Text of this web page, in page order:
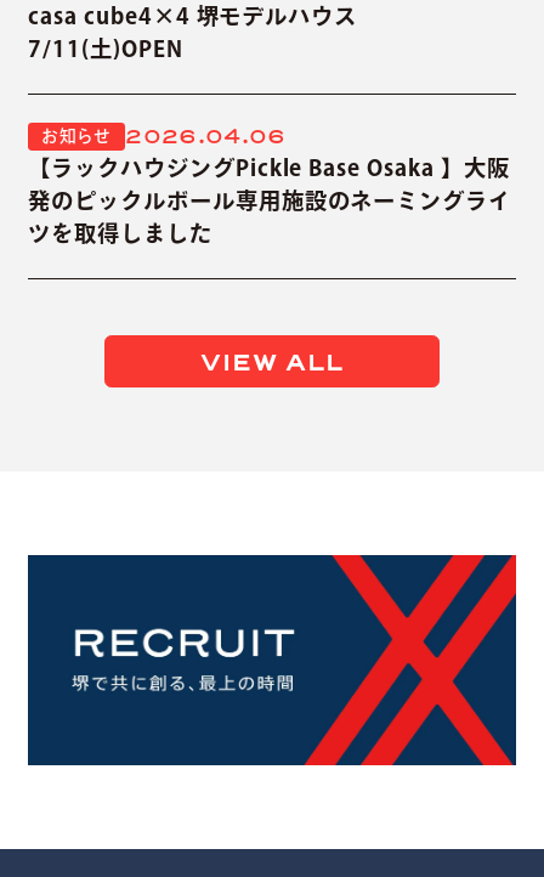
casa cube4×4 堺モデルハウス
7/11(土)OPEN
お知らせ 2026.04.06
【ラックハウジングPickle Base Osaka 】大阪
発のピックルボール専用施設のネーミングライ
ツを取得しました
VIEW ALL